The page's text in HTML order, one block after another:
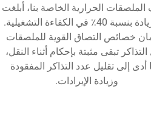
الملصقات الحرارية الخاصة بنا، أبلغت
عن زيادة بنسبة 40٪ في الكفاءة التشغيلية.
خصائص التصاق القوية للملصقات
تبقى مثبتة بإحكام أثناء النقل،
أدى إلى تقليل عدد التذاكر المفقودة
وزيادة الإيرادات.